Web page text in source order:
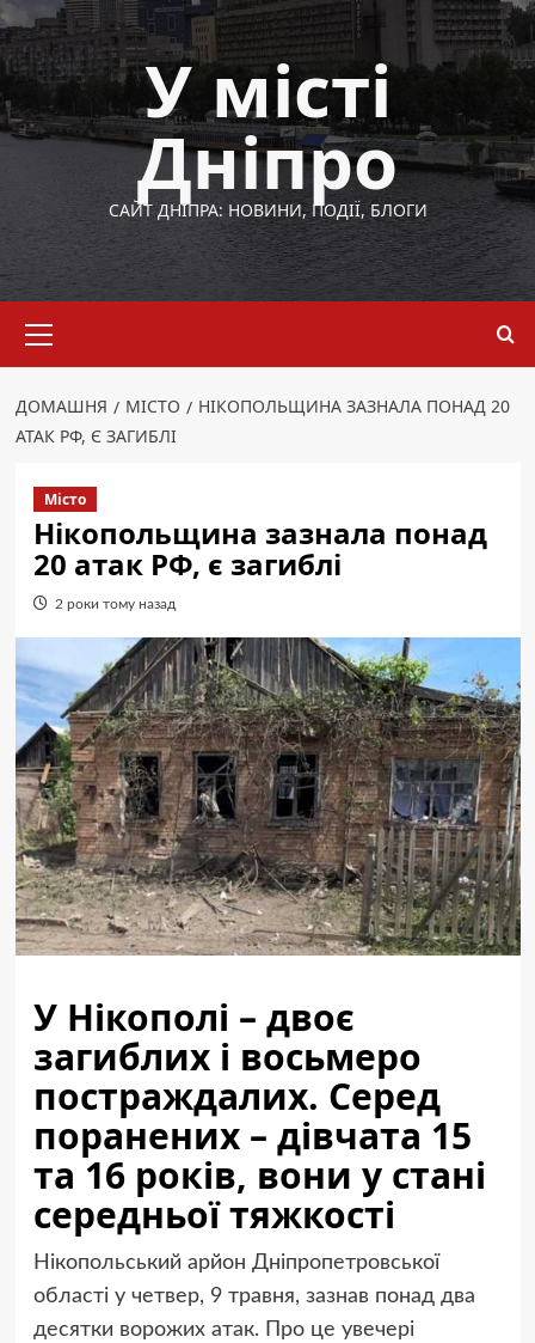
Перейти
до
вмісту
У місті
Дніпро
САЙТ ДНІПРА: НОВИНИ, ПОДІЇ, БЛОГИ
меню
ДОМАШНЯ МІСТО
НІКОПОЛЬЩИНА ЗАЗНАЛА ПОНАД 20
АТАК РФ, Є ЗАГИБЛІ
Місто
Нікопольщина зазнала понад
20 атак РФ, є загиблі
2 роки тому назад
У Нікополі – двоє
загиблих і восьмеро
постраждалих. Серед
поранених – дівчата 15
та 16 років, вони у стані
середньої тяжкості
Нікопольський арйон Дніпропетровської
області у четвер, 9 травня, зазнав понад два
десятки ворожих атак. Про це увечері